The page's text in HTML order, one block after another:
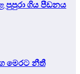
පුපුරා ගිය පීඩනය
මෙරට නීතී